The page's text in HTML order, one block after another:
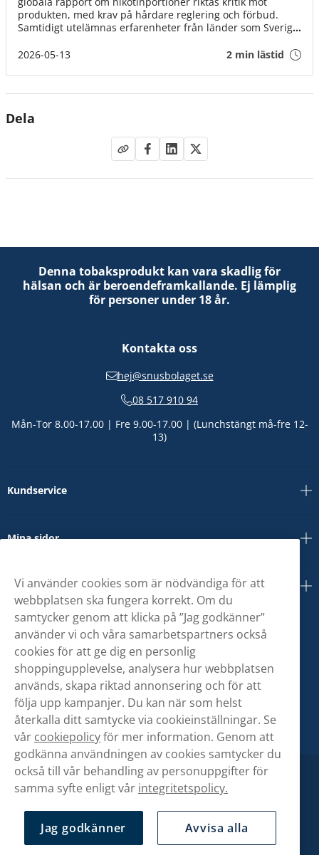
produkten, med krav på hårdare reglering och förbud.
Samtidigt utelämnas erfarenheter från länder som Sverige,
2026-05-13
2 min lästid
Dela
Denna tobaksprodukt kan vara skadlig för
hälsan och är beroendeframkallande. Ej lämplig
för personer under 18 år.
Kontakta oss
hej@snusbolaget.se
08 517 910 94
Mån-Tor 8.00-17.00 | Fre 9.00-17.00 | (Lunchstängt må-fre 12-
13)
Kundservice
Mina sidor
Om oss
Vi använder cookies som är nödvändiga för att
webbplatsen ska fungera korrekt. Om du
samtycker genom att klicka på ”Jag godkänner”
använder vi och våra samarbetspartners också
cookies för att ge dig en personlig
shoppingupplevelse, analysera hur webbplatsen
används, skapa riktad annonsering och för att
följa upp kampanjer. Du kan när som helst
återkalla ditt samtycke via cookieinställningar. Se
vår cookiepolicyför mer information. Genom att
godkänna användningen av cookies samtycker du
också till vår behandling av personuppgifter för
samma syfte enligt vår integritetspolicy.
Jag godkänner Avvisa alla